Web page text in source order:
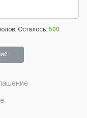
Осталось: 500